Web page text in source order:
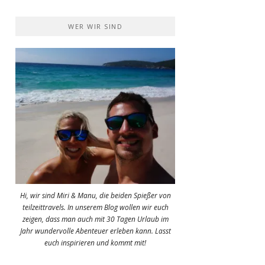
WER WIR SIND
Hi, wir sind Miri & Manu, die beiden Spießer von
teilzeittravels. In unserem Blog wollen wir euch
zeigen, dass man auch mit 30 Tagen Urlaub im
Jahr wundervolle Abenteuer erleben kann. Lasst
euch inspirieren und kommt mit!